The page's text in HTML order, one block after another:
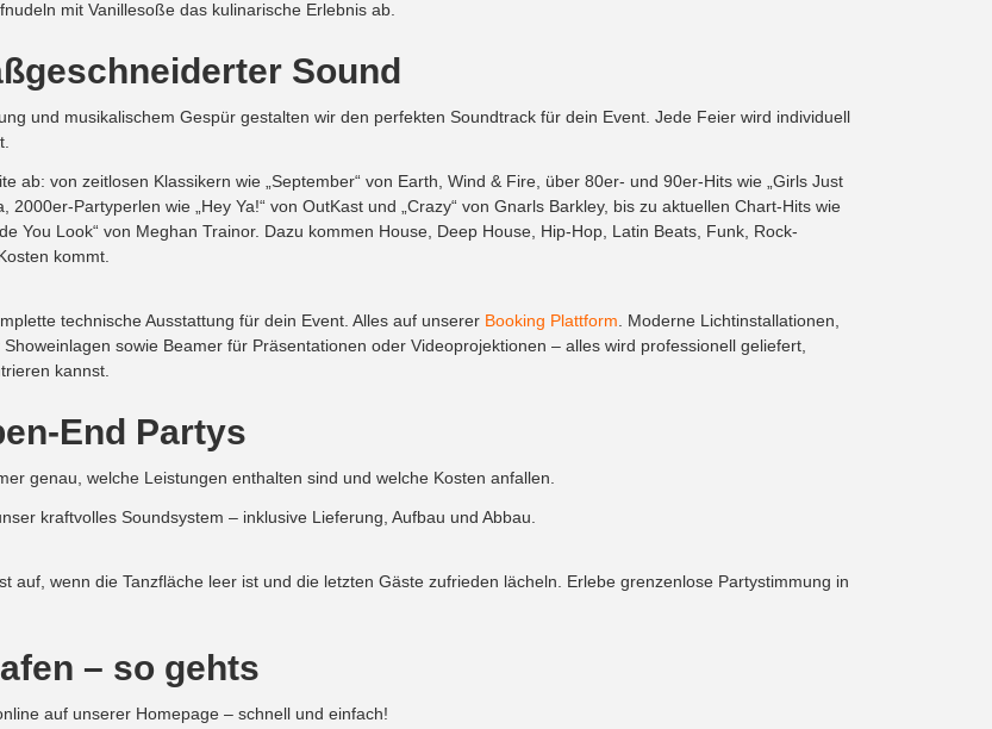
mit Vanillesoße das kulinarische Erlebnis ab.
Sound
und musikalischem Gespür gestalten wir den perfekten Soundtrack für dein Event. Jede Feier wird individuell
ab: von zeitlosen Klassikern wie „September“ von Earth, Wind & Fire, über 80er- und 90er-Hits wie „Girls Just
Partyperlen wie „Hey Ya!“ von OutKast und „Crazy“ von Gnarls Barkley, bis zu aktuellen Chart-Hits wie
You Look“ von Meghan Trainor. Dazu kommen House, Deep House, Hip-Hop, Latin Beats, Funk, Rock-
kommt.
technische Ausstattung für dein Event. Alles auf unserer Booking Plattform . Moderne Lichtinstallationen,
sowie Beamer für Präsentationen oder Videoprojektionen – alles wird professionell geliefert,
kannst.
End Partys
genau, welche Leistungen enthalten sind und welche Kosten anfallen.
kraftvolles Soundsystem – inklusive Lieferung, Aufbau und Abbau.
auf, wenn die Tanzfläche leer ist und die letzten Gäste zufrieden lächeln. Erlebe grenzenlose Partystimmung in
– so gehts
auf unserer Homepage – schnell und einfach!